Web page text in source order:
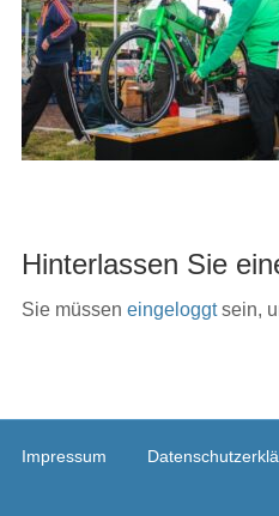
Hinterlassen Sie
Sie müssen eingeloggtsein,
Impressum